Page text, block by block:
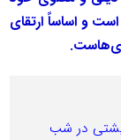
است و اساساً ارتقای
و ۲۰۰ بسته معیشتی در شب